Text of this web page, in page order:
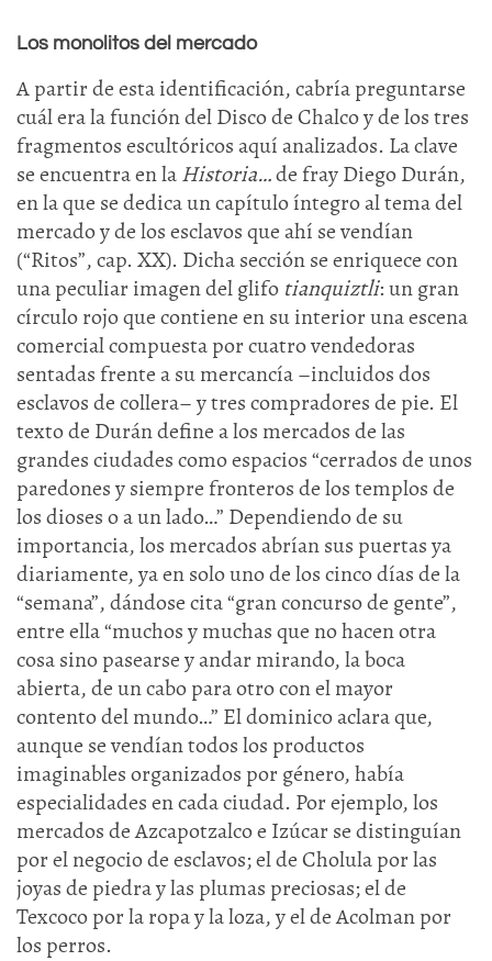
Los monolitos del mercado
A partir de esta identificación, cabría preguntarse
cuál era la función del Disco de Chalco y de los tres
fragmentos escultóricos aquí analizados. La clave
se encuentra en laHistoria…de fray Diego Durán,
en la que se dedica un capítulo íntegro al tema del
mercado y de los esclavos que ahí se vendían
(“Ritos”, cap. XX). Dicha sección se enriquece con
una peculiar imagen del glifo tianquiztli: un gran
círculo rojo que contiene en su interior una escena
comercial compuesta por cuatro vendedoras
sentadas frente a su mercancía –incluidos dos
esclavos de collera– y tres compradores de pie. El
texto de Durán define a los mercados de las
grandes ciudades como espacios “cerrados de unos
paredones y siempre fronteros de los templos de
los dioses o a un lado…” Dependiendo de su
importancia, los mercados abrían sus puertas ya
diariamente, ya en solo uno de los cinco días de la
“semana”, dándose cita “gran concurso de gente”,
entre ella “muchos y muchas que no hacen otra
cosa sino pasearse y andar mirando, la boca
abierta, de un cabo para otro con el mayor
contento del mundo…” El dominico aclara que,
aunque se vendían todos los productos
imaginables organizados por género, había
especialidades en cada ciudad. Por ejemplo, los
mercados de Azcapotzalco e Izúcar se distinguían
por el negocio de esclavos; el de Cholula por las
joyas de piedra y las plumas preciosas; el de
Texcoco por la ropa y la loza, y el de Acolman por
los perros.